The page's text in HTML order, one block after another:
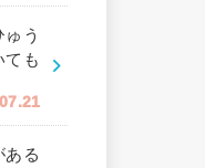
う
ても
ある